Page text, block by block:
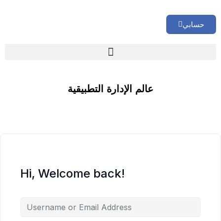
حسابي
عالم الإدارة التطبيقية
Hi, Welcome back!